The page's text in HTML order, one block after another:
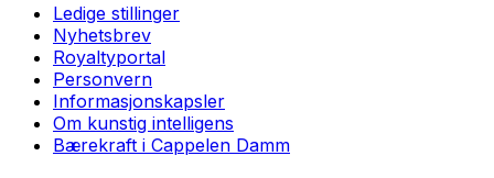
Ledige stillinger
Nyhetsbrev
Royaltyportal
Personvern
Informasjonskapsler
Om kunstig intelligens
Bærekraft i Cappelen Damm